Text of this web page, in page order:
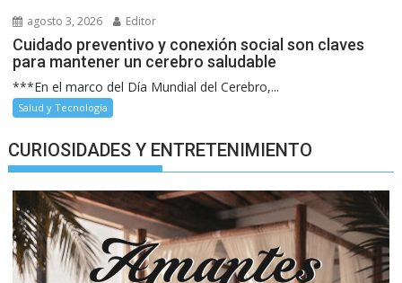
agosto 3, 2026 Editor
Cuidado preventivo y conexión social son claves
para mantener un cerebro saludable
***En el marco del Día Mundial del Cerebro,...
Salud y Tecnología
CURIOSIDADES Y ENTRETENIMIENTO